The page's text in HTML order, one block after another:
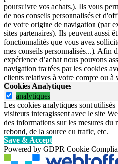
poursuivre vos achats.). Ils vous
de nos conseils personnalisés et
de votre origine de navigation (par
sites partenaires). Ils peuvent aussi
fonctionnalités que vous avez
mes conseils personnalisés...). Afin
expérience d’achat nous pouvons
navigation traitées par les cookies
clients relatives à votre compte ou à
Cookies Analytiques
analytiques
Les cookies analytiques sont
visiteurs interagissent avec le site
des informations sur les mesures du
rebond, de la source du trafic, etc.
Save & Accept
Powered by GDPR Cookie